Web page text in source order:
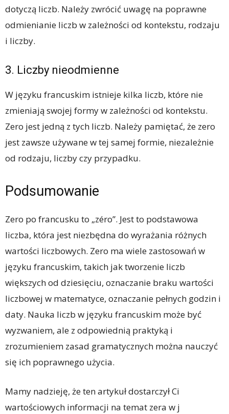
dotyczą liczb. Należy zwrócić uwagę na poprawne
odmienianie liczb w zależności od kontekstu, rodzaju
i liczby.
3. Liczby nieodmienne
W języku francuskim istnieje kilka liczb, które nie
zmieniają swojej formy w zależności od kontekstu.
Zero jest jedną z tych liczb. Należy pamiętać, że zero
jest zawsze używane w tej samej formie, niezależnie
od rodzaju, liczby czy przypadku.
Podsumowanie
Zero po francusku to „zéro”. Jest to podstawowa
liczba, która jest niezbędna do wyrażania różnych
wartości liczbowych. Zero ma wiele zastosowań w
języku francuskim, takich jak tworzenie liczb
większych od dziesięciu, oznaczanie braku wartości
liczbowej w matematyce, oznaczanie pełnych godzin i
daty. Nauka liczb w języku francuskim może być
wyzwaniem, ale z odpowiednią praktyką i
zrozumieniem zasad gramatycznych można nauczyć
się ich poprawnego użycia.
Mamy nadzieję, że ten artykuł dostarczył Ci
wartościowych informacji na temat zera w j